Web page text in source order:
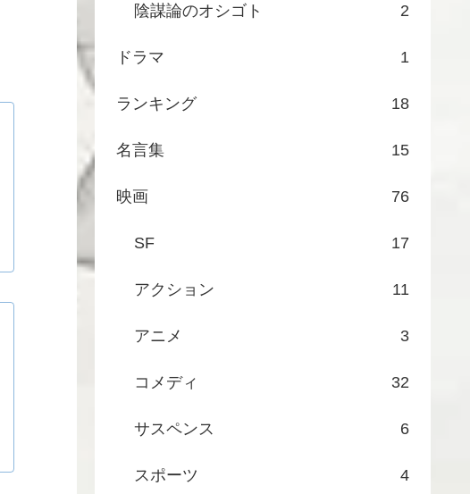
陰謀論のオシゴト 2
ドラマ 1
ランキング 18
名言集 15
映画 76
SF 17
アクション 11
アニメ 3
コメディ 32
サスペンス 6
スポーツ 4